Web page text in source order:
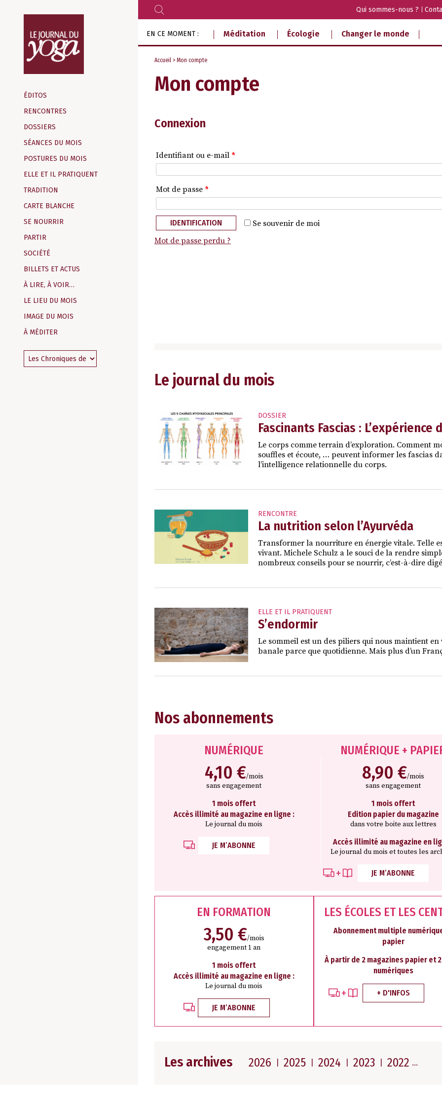
d‘information
indépendant
ÉDITOS
RENCONTRES
DOSSIERS
SÉANCES DU MOIS
POSTURES DU MOIS
ELLE ET IL PRATIQUENT
TRADITION
CARTE BLANCHE
SE NOURRIR
PARTIR
SOCIÉTÉ
BILLETS ET ACTUS
À LIRE, À VOIR…
LE LIEU DU MOIS
IMAGE DU MOIS
À MÉDITER
RECHERCHER Qui sommes-nous ?
EN CE MOMENT : Méditation Écologie Changer le monde
Accueil > Mon compte
Mon compte
Connexion
Identifiant ou e-mail *
Mot de passe *
Se souvenir de moi
IDENTIFICATION
Mot de passe perdu ?
Le journal du mois
DOSSIER
Fascinants Fascias : L’expérience
Le corps comme terrain d’exploration. Comment
souffles et écoute, … peuvent informer les fascias
l’intelligence relationnelle du corps.
RENCONTRE
La nutrition selon l’Ayurvéda
Transformer la nourriture en énergie vitale. Telle
vivant. Michele Schulz a le souci de la rendre
nombreux conseils pour se nourrir, c’est-à-dire
ELLE ET IL PRATIQUENT
S’endormir
Le sommeil est un des piliers qui nous maintient
banale parce que quotidienne. Mais plus d’un
Nos abonnements
NUMÉRIQUE
4,10 €/mois
sans engagement
1 mois offert
Accès illimité au magazine en ligne :
Le journal du mois
JE M’ABONNE
NUMÉRIQUE +
8,90 €/mois
sans engagement
1 mois offert
Edition papier du magazine
dans votre boite aux lettres
Accès illimité au magazine en
Le journal du mois et toutes les
JE M’ABONNE
EN FORMATION
3,50 €/mois
engagement 1 an
1 mois offert
Accès illimité au magazine en ligne :
Le journal du mois
JE M’ABONNE
LES ÉCOLES ET LES
Abonnement multiple
papier
À partir de 2 magazines papier et
numériques
+ D'INFOS
Les archives 2026 2025 2024 2023 2022